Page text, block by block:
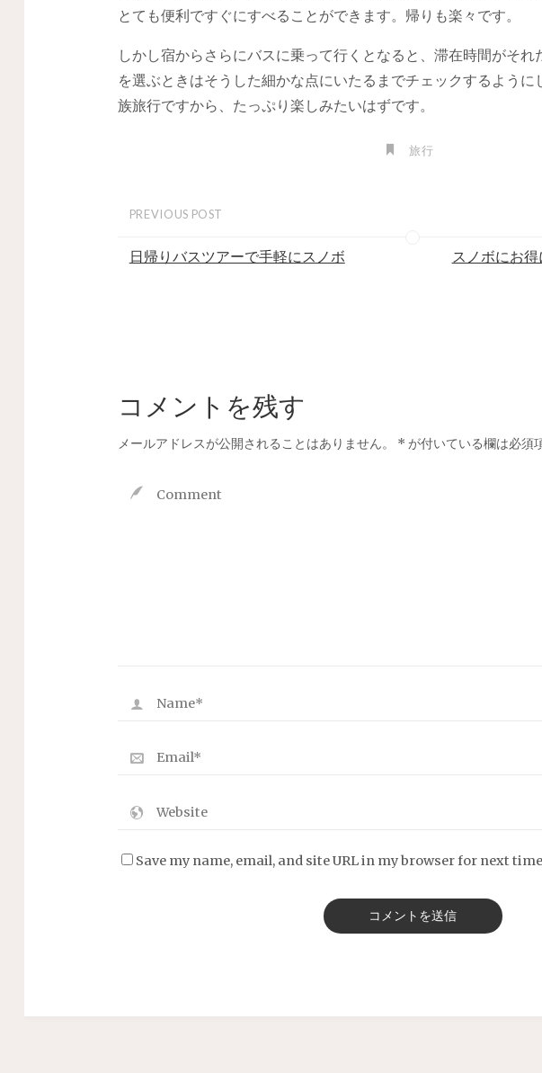
とても便利ですぐにすべることができます。帰りも楽々です。
しかし宿からさらにバスに乗って行くとなると、滞在時間がそれ
を選ぶときはそうした細かな点にいたるまでチェックするように
族旅行ですから、たっぷり楽しみたいはずです。
旅行
PREVIOUS POST
日帰りバスツアーで手軽にスノボ
スノボにお
コメントを残す
メールアドレスが公開されることはありません。 * が付いている欄は必須
Save my name, email, and site URL in my browser for next